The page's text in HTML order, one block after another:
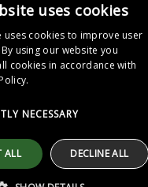
FINNISH
SWEDISH
ENGLISH
uses cookies
uses cookies to improve user
using our website you
cookies in accordance with
NECESSARY
ALL DECLINE ALL